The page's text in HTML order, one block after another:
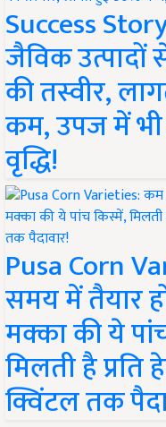
Success
जैविक
की तस्वीर,
कम, उपज में भी
वृद्धि!
Pusa Corn
समय में तैयार
मक्का की ये
मिलती है प्रति
क्विंटल तक